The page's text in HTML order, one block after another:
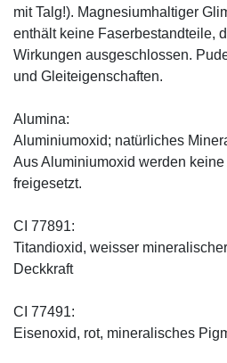
mit Talg!). Magnesiumhaltiger
enthält keine Faserbestandteile,
Wirkungen ausgeschlossen.
und Gleiteigenschaften.
Alumina:
Aluminiumoxid; natürliches
Aus Aluminiumoxid werden
freigesetzt.
CI 77891:
Titandioxid, weisser
Deckkraft
CI 77491:
Eisenoxid, rot, mineralisches